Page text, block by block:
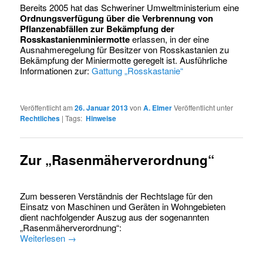
Bereits 2005 hat das Schweriner Umweltministerium eine
Ordnungsverfügung über die Verbrennung von
Pflanzenabfällen zur Bekämpfung der
Rosskastanienminiermotteerlassen, in der eine
Ausnahmeregelung für Besitzer von Rosskastanien zu
Bekämpfung der Miniermotte geregelt ist. Ausführliche
Informationen zur:Gattung „Rosskastanie“
Veröffentlicht am26. Januar 2013vonA. ElmerVeröffentlicht unter
Rechtliches |Tags: Hinweise
Zur „Rasenmäherverordnung“
Zum besseren Verständnis der Rechtslage für den
Einsatz von Maschinen und Geräten in Wohngebieten
dient nachfolgender Auszug aus der sogenannten
„Rasenmäherverordnung“:
Weiterlesen →